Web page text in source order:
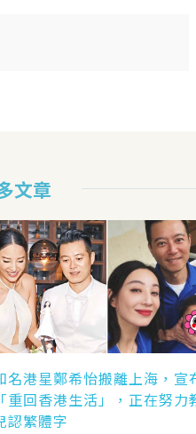
文章
名港星鄭希怡搬離上海，宣
「重回香港生活」，正在努力
認繁體字